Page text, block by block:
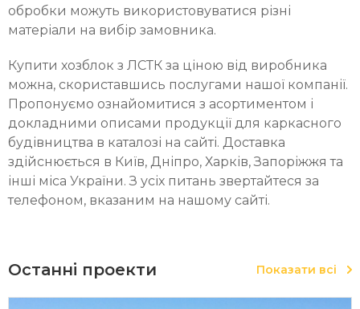
обробки можуть використовуватися різні
матеріали на вибір замовника.
Купити хозблок з ЛСТК за ціною від виробника
можна, скориставшись послугами нашої компанії.
Пропонуємо ознайомитися з асортиментом і
докладними описами продукції для каркасного
будівництва в каталозі на сайті. Доставка
здійснюється в Київ, Дніпро, Харків, Запоріжжя та
інші міса України. З усіх питань звертайтеся за
телефоном, вказаним на нашому сайті.
Останні проекти Показати всі